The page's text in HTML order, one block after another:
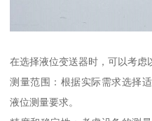
在选择液位变送器时，可以考虑
测量范围：根据实际需求选择
液位测量要求。